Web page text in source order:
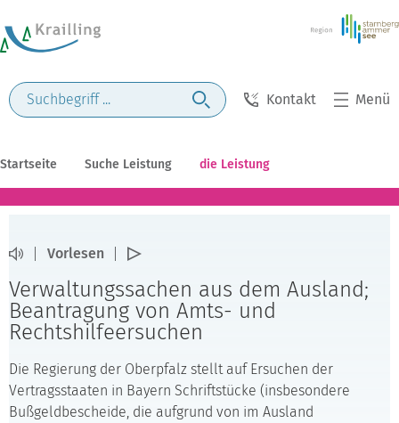
Kontakt Menü
Startseite Suche Leistung die Leistung
Vorlesen
Verwaltungssachen aus dem Ausland;
Beantragung von Amts- und
Rechtshilfeersuchen
Die Regierung der Oberpfalz stellt auf Ersuchen der
Vertragsstaaten in Bayern Schriftstücke (insbesondere
Bußgeldbescheide, die aufgrund von im Ausland